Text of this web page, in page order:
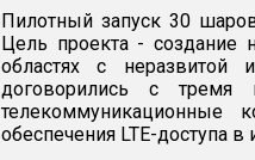
Пилотный запуск 30
Цель проекта - создание
областях с неразвитой
договорились с тремя
телекоммуникационные
обеспечения LTE-доступа